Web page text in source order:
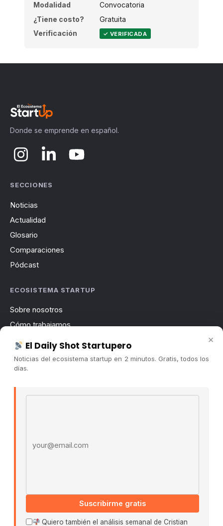
Modalidad
Convocatoria
¿Tiene costo?
Gratuita
Verificación
✓ VERIFICADA
Donde se emprende en español.
SECCIONES
Noticias
Actualidad
Glosario
Comparaciones
Pódcast
ECOSISTEMA STARTUP
Sobre nosotros
Cómo trabajamos
Newsletter
Contacto
Publicidad
Blog Cristian Tala ↗
reservados.
Políticas De Privacidad · Términos De Uso
×
El Daily Shot Startupero
Noticias del ecosistema startup en 2 minutos. Gratis, todos los
días.
Suscribirme gratis
Quiero también el análisis semanal de Cristian